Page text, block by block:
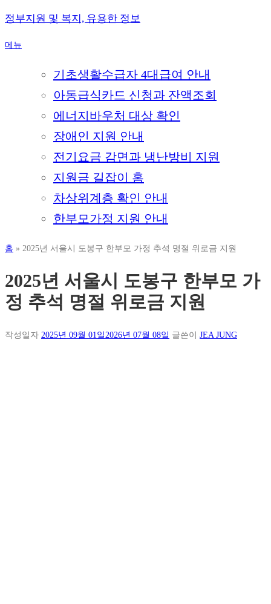
내
으
정부지원 및 복지, 유용한 정보
메뉴
기초생활수급자 4대급여 안내
아동급식카드 신청과 잔액조회
에너지바우처 대상 확인
장애인 지원 안내
전기요금 감면과 냉난방비 지원
지원금 길잡이 홈
차상위계층 확인 안내
한부모가정 지원 안내
홈 » 2025년 서울시 도봉구 한부모 가정 추석 명절 위로금 지원
2025년 서울시 도봉구 한부모 가
정 추석 명절 위로금 지원
작성일자 2025년 09월 01일2026년 07월 08일 글쓴이 JEA JUNG